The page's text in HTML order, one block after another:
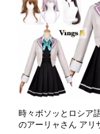
時々ボソッとロシア
のアーリャさん アリ